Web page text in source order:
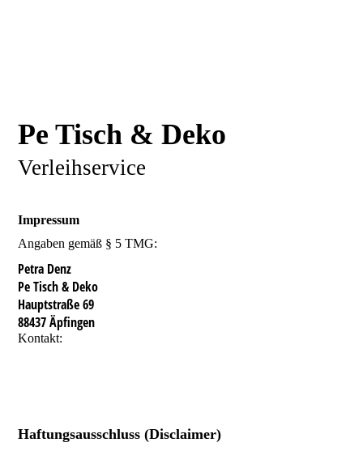
Pe Tisch & Deko
Verleihservice
Impressum
Angaben gemäß § 5 TMG:
Petra Denz
Pe Tisch & Deko
Hauptstraße 69
88437 Äpfingen
Kontakt:
Haftungsausschluss (Disclaimer)